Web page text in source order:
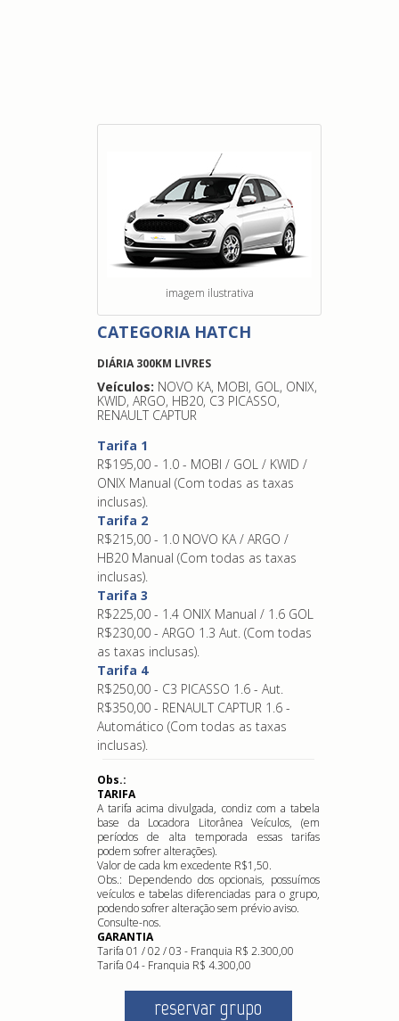
imagem ilustrativa
CATEGORIA HATCH
DIÁRIA 300KM LIVRES
Veículos: NOVO KA, MOBI, GOL, ONIX,
KWID, ARGO, HB20, C3 PICASSO,
RENAULT CAPTUR
Tarifa 1
R$195,00 - 1.0 - MOBI / GOL / KWID /
ONIX Manual (Com todas as taxas
inclusas).
Tarifa 2
R$215,00 - 1.0 NOVO KA / ARGO /
HB20 Manual (Com todas as taxas
inclusas).
Tarifa 3
R$225,00 - 1.4 ONIX Manual / 1.6 GOL
R$230,00 - ARGO 1.3 Aut. (Com todas
as taxas inclusas).
Tarifa 4
R$250,00 - C3 PICASSO 1.6 - Aut.
R$350,00 - RENAULT CAPTUR 1.6 -
Automático (Com todas as taxas
inclusas).
Obs.:
TARIFA
A tarifa acima divulgada, condiz com a tabela
base da Locadora Litorânea Veículos, (em
períodos de alta temporada essas tarifas
podem sofrer alterações).
Valor de cada km excedente R$1,50.
Obs.: Dependendo dos opcionais, possuímos
veículos e tabelas diferenciadas para o grupo,
podendo sofrer alteração sem prévio aviso.
Consulte-nos.
GARANTIA
Tarifa 01 / 02 / 03 - Franquia R$ 2.300,00
Tarifa 04 - Franquia R$ 4.300,00
reservar grupo